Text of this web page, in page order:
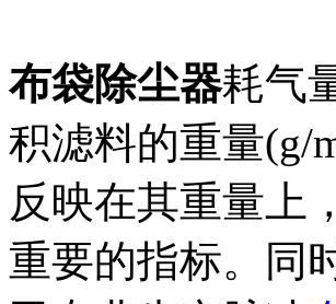
布袋除尘器耗气
积滤料的重量(g/
反映在其重量上
重要的指标。同